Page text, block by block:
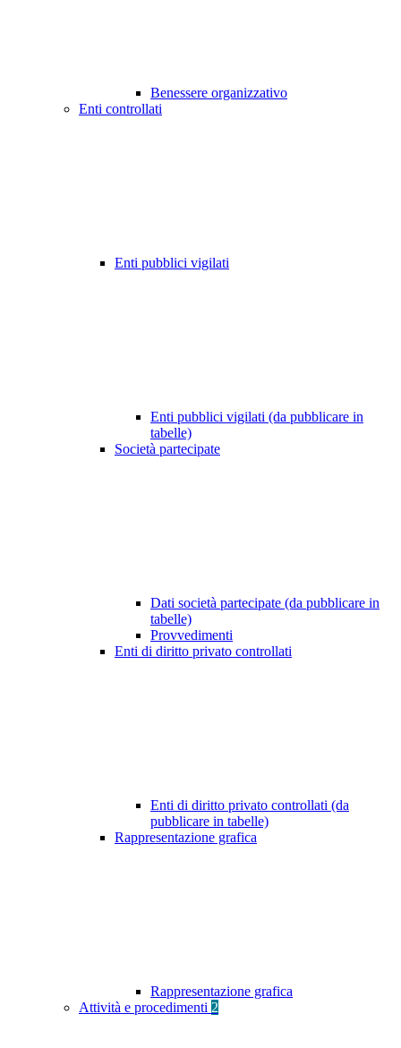
Benessere organizzativo
Enti controllati
Enti pubblici vigilati
Enti pubblici vigilati (da pubblicare in
tabelle)
Società partecipate
Dati società partecipate (da pubblicare in
tabelle)
Provvedimenti
Enti di diritto privato controllati
Enti di diritto privato controllati (da
pubblicare in tabelle)
Rappresentazione grafica
Rappresentazione grafica
Attività e procedimenti 2